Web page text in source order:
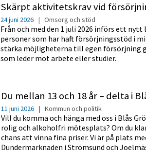
Skärpt aktivitetskrav vid
24 juni 2026 | Omsorg och stöd
Från och med den 1 juli 2026 införs ett
personer som har haft försörjningsstöd i
stärka möjligheterna till egen försörjning
som leder mot arbete eller studier.
Du mellan 13 och 18 år – delta i
11 juni 2026 | Kommun och politik
Vill du komma och hänga med oss i Blås
rolig och alkoholfri mötesplats? Om du
chans att vinna fina priser. Vi är på plats
Dundermarknaden i Strömsund och